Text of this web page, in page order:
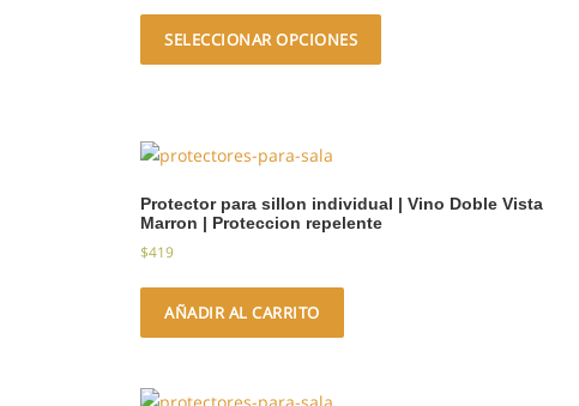
SELECCIONAR OPCIONES
Protector para sillon individual | Vino Doble Vista
Marron | Proteccion repelente
$419
AÑADIR AL CARRITO